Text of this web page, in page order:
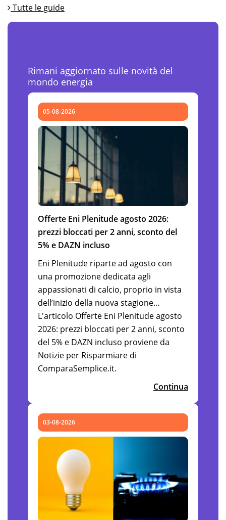
Tutte le guide
Rimani aggiornato sulle novità del
mondo energia
05-08-2026
Offerte Eni Plenitude agosto 2026:
prezzi bloccati per 2 anni, sconto del
5% e DAZN incluso
Eni Plenitude riparte ad agosto con
una promozione dedicata agli
appassionati di calcio, proprio in vista
dell’inizio della nuova stagione...
L'articolo Offerte Eni Plenitude agosto
2026: prezzi bloccati per 2 anni, sconto
del 5% e DAZN incluso proviene da
Notizie per Risparmiare di
ComparaSemplice.it.
Continua
03-08-2026